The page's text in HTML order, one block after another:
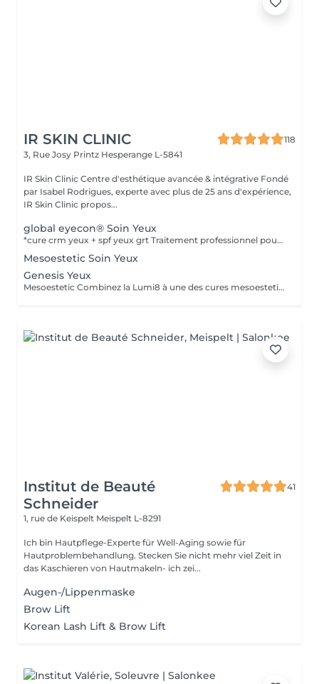
IR SKIN CLINIC
118
3, Rue Josy Printz Hesperange L-5841
IR Skin Clinic Centre d'esthétique avancée & intégrative Fondé
par Isabel Rodrigues, experte avec plus de 25 ans d'expérience,
IR Skin Clinic propos...
global eyecon® Soin Yeux
*cure crm yeux + spf yeux grt Traitement professionnel pour corriger les multiples imperfections du contour oculaire. Traitement GLOBAL pour combattre les multiples imperfections de la zone péri oculaire. Protocole combiné de différentes catégories de produit : peeling + solution transépidermique. Efficacité thérapeutique maximale et protocole très faiblement invasif. Produits spécifiquement développés pour cette zone avec une excellente tolérance dermique et oculaire, testés sous contrôle dermatologique et ophtalmologique. Pour atténuer les rides et lignes d'expression, poches et cernes, et à l'affaissement de la paupière supérieure. Durée: 30 min, en cure de 6 soins à raison d'un soin par semaine.
Mesoestetic Soin Yeux
Genesis Yeux
Mesoestetic Combinez la Lumi8 à une des cures mesoestetic,mesopeel , mesoéclat... afin d'obtenir un résultat spectaculaire et durable. Recommandé pour l'anti-aging , les peaux acnéique , affaissées , les rides . les cicatrices et les autres imperfections de la peau. Bienvenue dans une nouvelle ère dans les soins du visage et du corps . Résultat spectaculaires , efficaces , durables et scientifiquement avérés, visible dès la première séance. Traitement indolore et non invasif
Institut de Beauté
Schneider
41
1, rue de Keispelt Meispelt L-8291
Ich bin Hautpflege-Experte für Well-Aging sowie für
Hautproblembehandlung. Stecken Sie nicht mehr viel Zeit in
das Kaschieren von Hautmakeln- ich zei...
Augen-/Lippenmaske
Brow Lift
Korean Lash Lift & Brow Lift